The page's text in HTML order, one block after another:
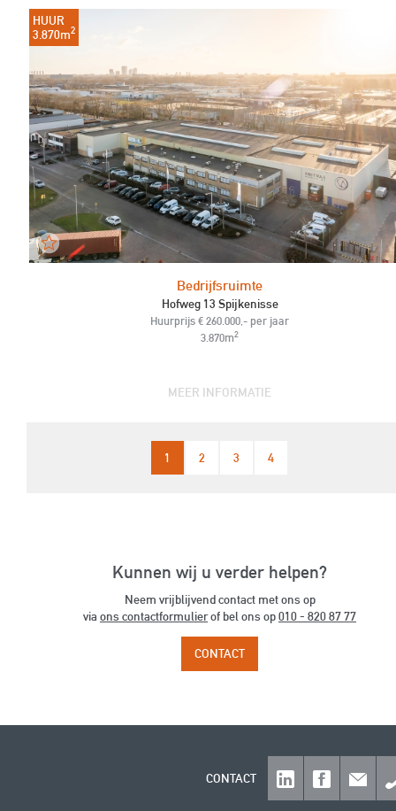
HUUR
3.870m2
Bedrijfsruimte
Hofweg 13 Spijkenisse
Huurprijs € 260.000,- per jaar
3.870m2
MEER INFORMATIE
1 2 3 4
Kunnen wij u verder helpen?
Neem vrijblijvend contact met ons op
via ons contactformulierof bel ons op010 - 820 87 77
CONTACT
CONTACT